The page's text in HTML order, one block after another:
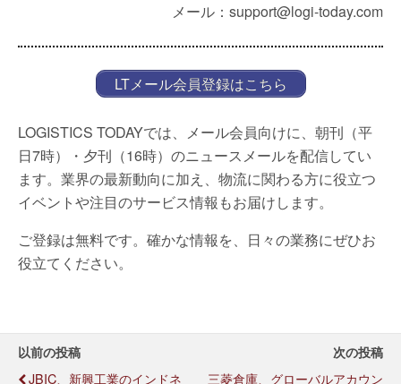
メール：support@logi-today.com
LTメール会員登録はこちら
LOGISTICS TODAYでは、メール会員向けに、朝刊（平
日7時）・夕刊（16時）のニュースメールを配信してい
ます。業界の最新動向に加え、物流に関わる方に役立つ
イベントや注目のサービス情報もお届けします。
ご登録は無料です。確かな情報を、日々の業務にぜひお
役立てください。
以前の投稿
JBIC、新興工業のインドネ
次の投稿
三菱倉庫、グローバルアカウン